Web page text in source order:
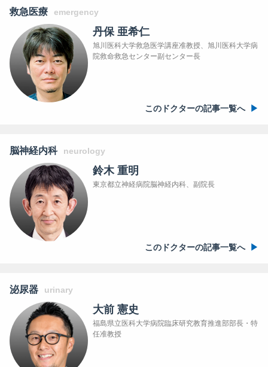
救急医療 emergency
丹保 亜希仁
旭川医科大学救急医学講座准教授、旭川医科大学病
院救命救急センター副センター長
このドクターの記事一覧へ
脳神経内科 neurology
鈴木 重明
東京都立神経病院脳神経内科、副院長
このドクターの記事一覧へ
泌尿器 urinary
大前 憲史
福島県立医科大学病院臨床研究教育推進部部長・特
任准教授